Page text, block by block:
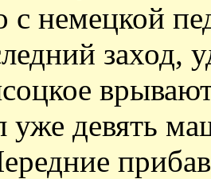
с немецкой
заход,
уже девять